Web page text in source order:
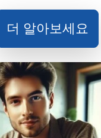
더 알아보세요